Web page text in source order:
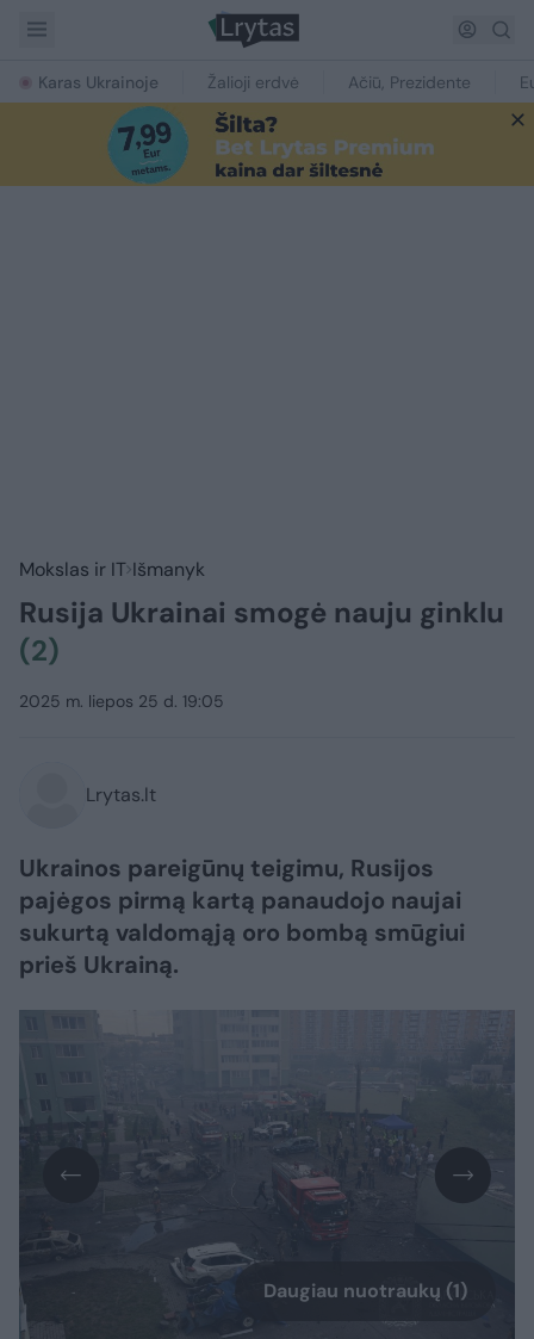
Karas Ukrainoje Žalioji erdvė Ačiū, Prezidente
Mokslas ir IT Išmanyk
Rusija Ukrainai smogė nauju ginklu
(2)
2025 m. liepos 25 d. 19:05
Lrytas.lt
Ukrainos pareigūnų teigimu, Rusijos
pajėgos pirmą kartą panaudojo naujai
sukurtą valdomąją oro bombą smūgiui
prieš Ukrainą.
Daugiau nuotraukų (1)